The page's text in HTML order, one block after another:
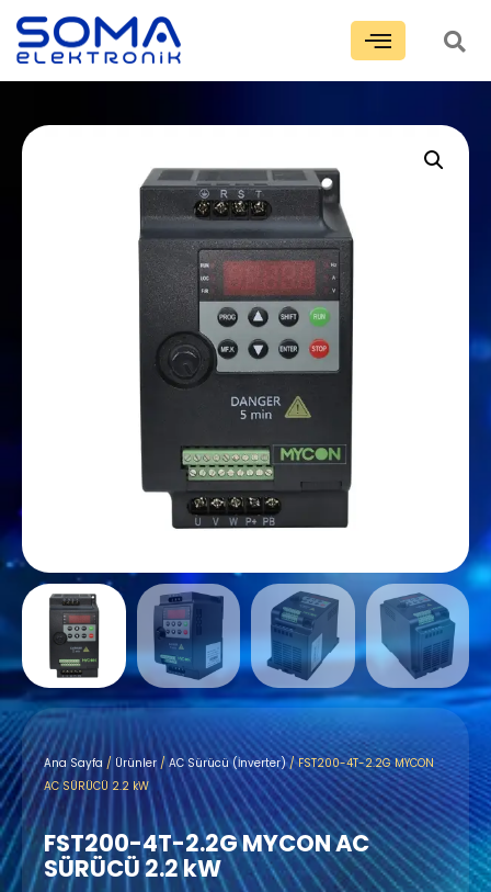
Ana Sayfa / Ürünler /AC Sürücü (İnverter)/ FST200-4T-2.2G MYCON
AC SÜRÜCÜ 2.2 kW
FST200-4T-2.2G MYCON AC
SÜRÜCÜ 2.2 kW